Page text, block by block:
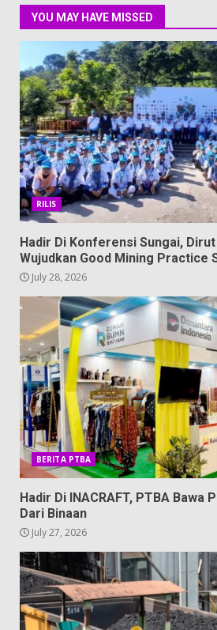
YOU MAY HAVE MISSED
RILIS
Hadir Di Konferensi Sungai,
Wujudkan Good Mining Practice
July 28, 2026
BERITA PTBA
Hadir Di INACRAFT, PTBA Bawa
Dari Binaan
July 27, 2026